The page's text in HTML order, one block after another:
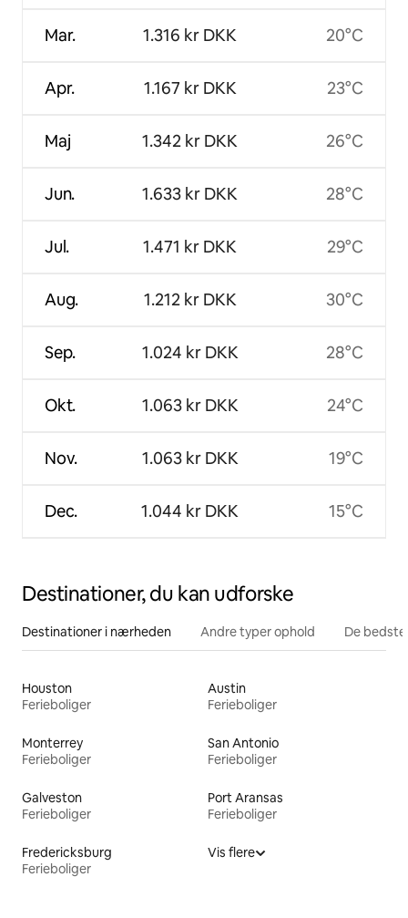
Mar.
Apr.
Maj
Jun.
Jul.
Aug.
Sep.
Okt.
Nov.
Dec.
1.316 kr DKK
1.167 kr DKK
1.342 kr DKK
1.633 kr DKK
1.471 kr DKK
1.212 kr DKK
1.024 kr DKK
1.063 kr DKK
1.063 kr DKK
1.044 kr DKK
20°C
23°C
26°C
28°C
29°C
30°C
28°C
24°C
19°C
15°C
Destinationer, du kan udforske
Destinationer i nærheden Andre typer ophold De
Houston
Ferieboliger
Austin
Ferieboliger
Monterrey
Ferieboliger
San Antonio
Ferieboliger
Galveston
Ferieboliger
Port Aransas
Ferieboliger
Fredericksburg
Ferieboliger
Vis flere